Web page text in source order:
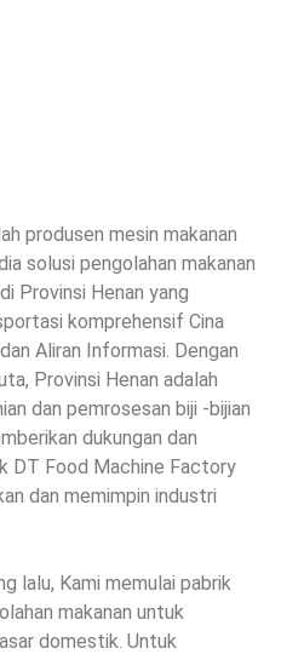
produsen mesin makanan
solusi pengolahan makanan
Provinsi Henan yang
komprehensif Cina
Aliran Informasi. Dengan
Provinsi Henan adalah
dan pemrosesan biji -bijian
dukungan dan
DT Food Machine Factory
dan memimpin industri
lalu, Kami memulai pabrik
makanan untuk
domestik. Untuk